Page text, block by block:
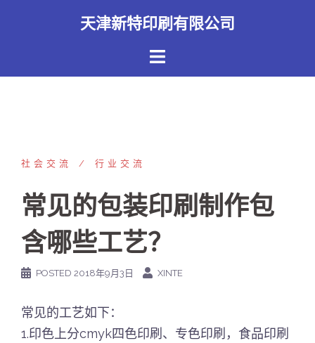
天津新特印刷有限公司
社会交流 行业交流
常见的包装印刷制作包
含哪些工艺？
POSTED 2018年9月3日 XINTE
常见的工艺如下：
1.印色上分cmyk四色印刷、专色印刷，食品印刷